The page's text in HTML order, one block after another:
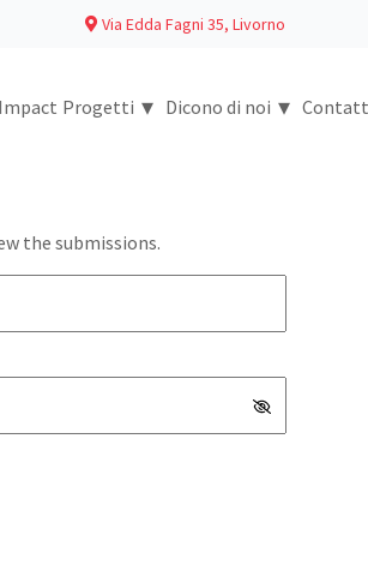
Via Edda Fagni 35, Livorno
Progetti ▾ Dicono di noi ▾
the submissions.